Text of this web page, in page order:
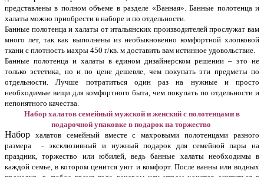
представлены в полном объеме в разделе «Ванная». Банные полотенца и
халаты можно приобрести в наборе и по отдельности.
Банные полотенца и халаты от итальянских производителей прослужат вам
много лет, так как выполнены из необыкновенно комфортной хлопковой
ткани с плотность махры 450 г/кв. м доставить вам истинное удовольствие.
Банные полотенца и халаты в едином дизайнерском решении – это не
только эстетика, но и по цене дешевле, чем покупать эти предметы по
отдельности. Лучше потратиться один раз на нужные и просто
необходимые вещи для комфортного быта, чем покупать по отдельности и
непонятного качества.
Набор халатов семейный мужской и женский с полотенцами в
подарочной упаковке в подарок на торжество
Набор халатов семейный вместе с махровыми полотенцами разного
размера - эксклюзивный и нужный подарок для семейной пары на
праздник, торжество или юбилей, ведь банные халаты необходимы в
каждой семье, в котором ценится уют и комфорт. После ванны или водных